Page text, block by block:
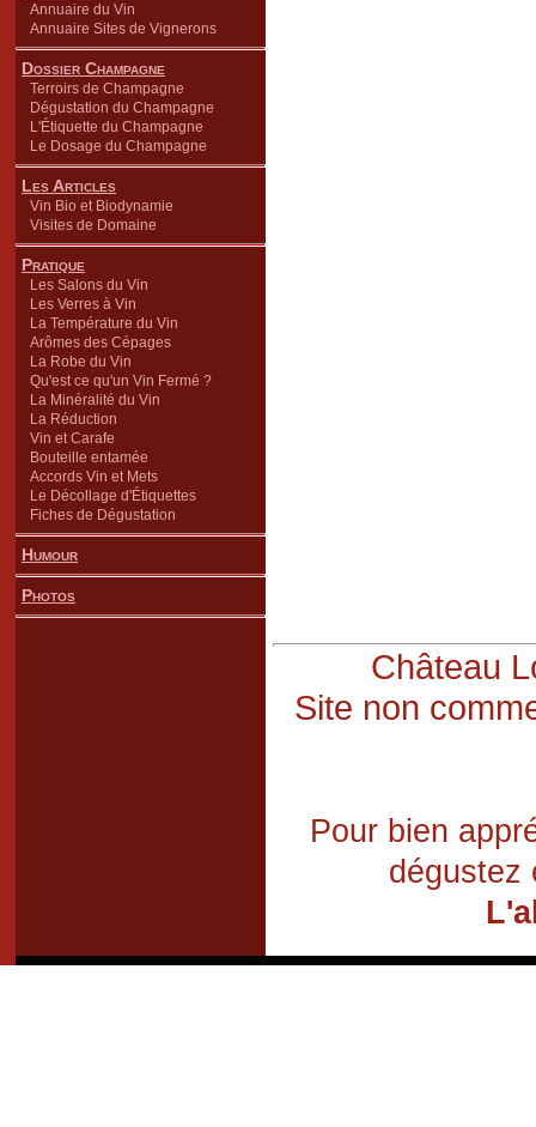
Annuaire du Vin
Annuaire Sites de Vignerons
Dossier Champagne
Terroirs de Champagne
Dégustation du Champagne
L'Étiquette du Champagne
Le Dosage du Champagne
Les Articles
Vin Bio et Biodynamie
Visites de Domaine
Pratique
Les Salons du Vin
Les Verres à Vin
La Température du Vin
Arômes des Cépages
La Robe du Vin
Qu'est ce qu'un Vin Fermé ?
La Minéralité du Vin
La Réduction
Vin et Carafe
Bouteille entamée
Accords Vin et Mets
Le Décollage d'Étiquettes
Fiches de Dégustation
Humour
Photos
Château
Site non
Pour bien
dégustez